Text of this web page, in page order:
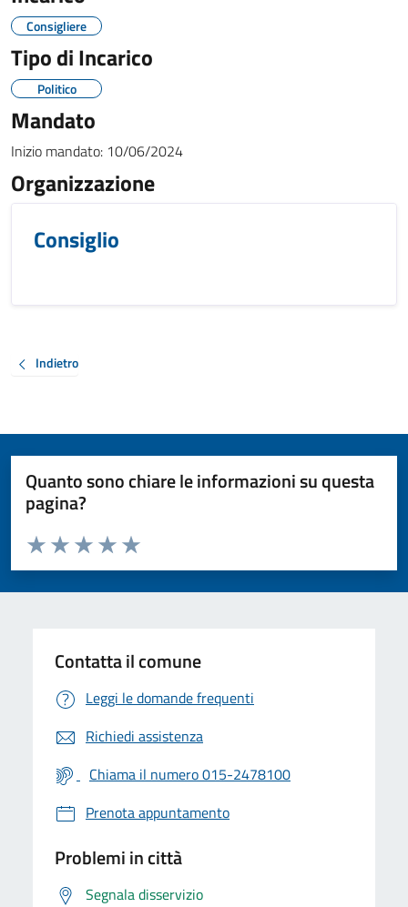
Consigliere
Tipo di Incarico
Politico
Mandato
Inizio mandato: 10/06/2024
Organizzazione
Consiglio
Indietro
Quanto sono chiare le informazioni su questa
pagina?
Valuta da 1 a 5 stelle la pagina
Valuta 5 stelle su 5
Valuta 4 stelle su 5
Valuta 3 stelle su 5
Valuta 2 stelle su 5
Valuta 1 stelle su 5
Contatta il comune
Leggi le domande frequenti
Richiedi assistenza
Chiama il numero 015-2478100
Prenota appuntamento
Problemi in città
Segnala disservizio